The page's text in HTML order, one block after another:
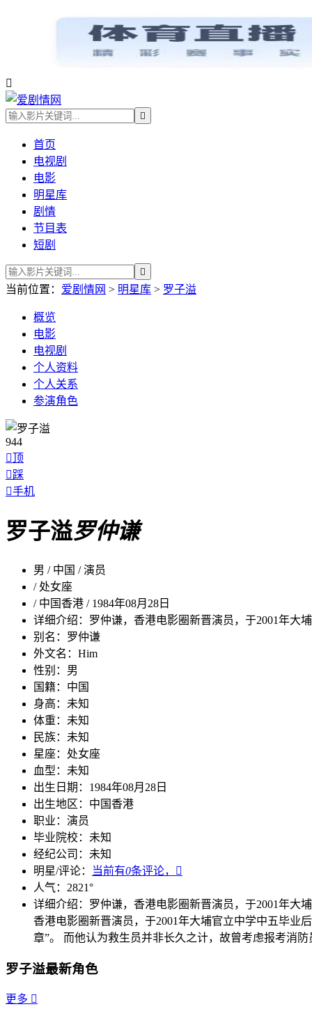


首页
电视剧
电影
明星库
剧情
节目表
短剧

当前位置： 爱剧情网 > 明星库 > 罗子溢
概览
电影
电视剧
个人资料
个人关系
参演角色
944
顶
踩
手机
罗子溢罗仲谦
男 / 中国 / 演员
/ 处女座
/ 中国香港 / 1984年08月28日
详细介绍： 罗仲谦，香港电影圈新晋演员，于2001年大
别名： 罗仲谦
外文名： Him
性别： 男
国籍： 中国
身高： 未知
体重： 未知
民族： 未知
星座： 处女座
血型： 未知
出生日期： 1984年08月28日
出生地区： 中国香港
职业： 演员
毕业院校： 未知
经纪公司： 未知
明星/评论：
当前有0条评论，

人气： 2821°
详细介绍： 罗仲谦，香港电影圈新晋演员，于2001年大
香港电影圈新晋演员，于2001年大埔官立中学中五毕业
章”。 而他认为救生员并非长久之计，故曾考虑报考消
罗子溢最新角色
更多 